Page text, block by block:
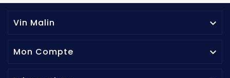
Vin Malin 
Mon Compte 